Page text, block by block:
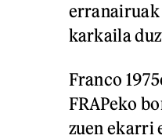
erranairuak
karkaila
Franco
FRAPeko
zuen ekarri